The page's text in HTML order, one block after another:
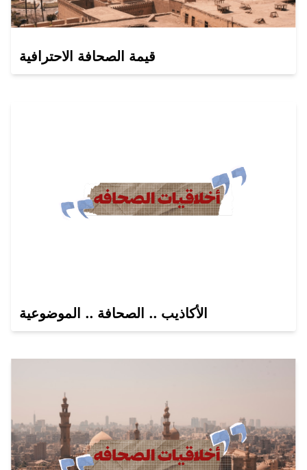
قيمة الصحافة الاحترافية
الأكاذيب .. الصحافة .. الموضوعية